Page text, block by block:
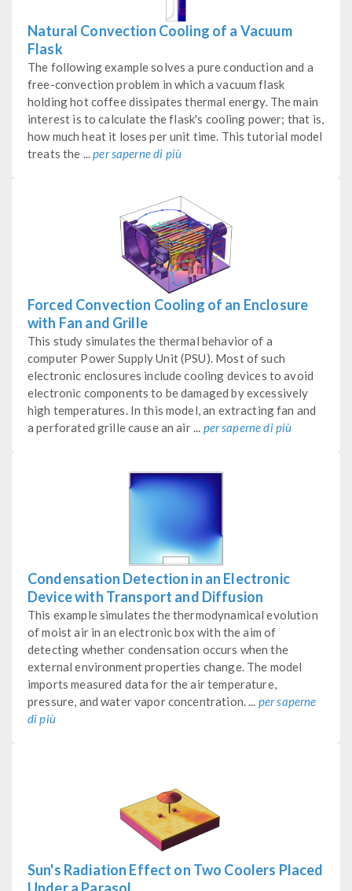
Natural Convection Cooling of a Vacuum
Flask
The following example solves a pure conduction and a
free-convection problem in which a vacuum flask
holding hot coffee dissipates thermal energy. The main
interest is to calculate the flask's cooling power; that is,
how much heat it loses per unit time. This tutorial model
treats the ...per saperne di più
Forced Convection Cooling of an Enclosure
with Fan and Grille
This study simulates the thermal behavior of a
computer Power Supply Unit (PSU). Most of such
electronic enclosures include cooling devices to avoid
electronic components to be damaged by excessively
high temperatures. In this model, an extracting fan and
a perforated grille cause an air ... per saperne di più
Condensation Detection in an Electronic
Device with Transport and Diffusion
This example simulates the thermodynamical evolution
of moist air in an electronic box with the aim of
detecting whether condensation occurs when the
external environment properties change. The model
imports measured data for the air temperature,
pressure, and water vapor concentration. ... per saperne
di più
Sun's Radiation Effect on Two Coolers Placed